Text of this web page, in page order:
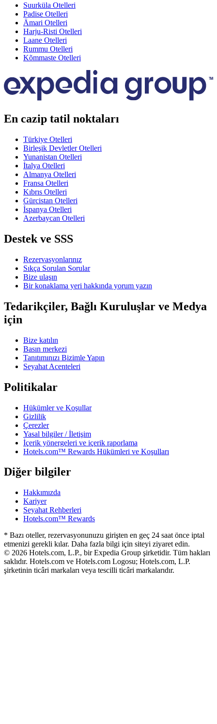
Suurküla Otelleri
Padise Otelleri
Ämari Otelleri
Harju-Risti Otelleri
Laane Otelleri
Rummu Otelleri
Kõmmaste Otelleri
En cazip tatil noktaları
Türkiye Otelleri
Birleşik Devletler Otelleri
Yunanistan Otelleri
İtalya Otelleri
Almanya Otelleri
Fransa Otelleri
Kıbrıs Otelleri
Gürcistan Otelleri
İspanya Otelleri
Azerbaycan Otelleri
Destek ve SSS
Rezervasyonlarınız
Sıkça Sorulan Sorular
Bize ulaşın
Bir konaklama yeri hakkında yorum yazın
Tedarikçiler, Bağlı Kuruluşlar ve Medya
için
Bize katılın
Basın merkezi
Tanıtımınızı Bizimle Yapın
Seyahat Acenteleri
Politikalar
Hükümler ve Koşullar
Gizlilik
Çerezler
Yasal bilgiler / İletişim
İçerik yönergeleri ve içerik raporlama
Hotels.com™ Rewards Hükümleri ve Koşulları
Diğer bilgiler
Hakkımızda
Kariyer
Seyahat Rehberleri
Hotels.com™ Rewards
* Bazı oteller, rezervasyonunuzu girişten en geç 24 saat önce iptal
etmenizi gerekli kılar. Daha fazla bilgi için siteyi ziyaret edin.
© 2026 Hotels.com, L.P., bir Expedia Group şirketidir. Tüm hakları
saklıdır. Hotels.com ve Hotels.com Logosu; Hotels.com, L.P.
şirketinin ticâri markaları veya tescilli ticâri markalarıdır.